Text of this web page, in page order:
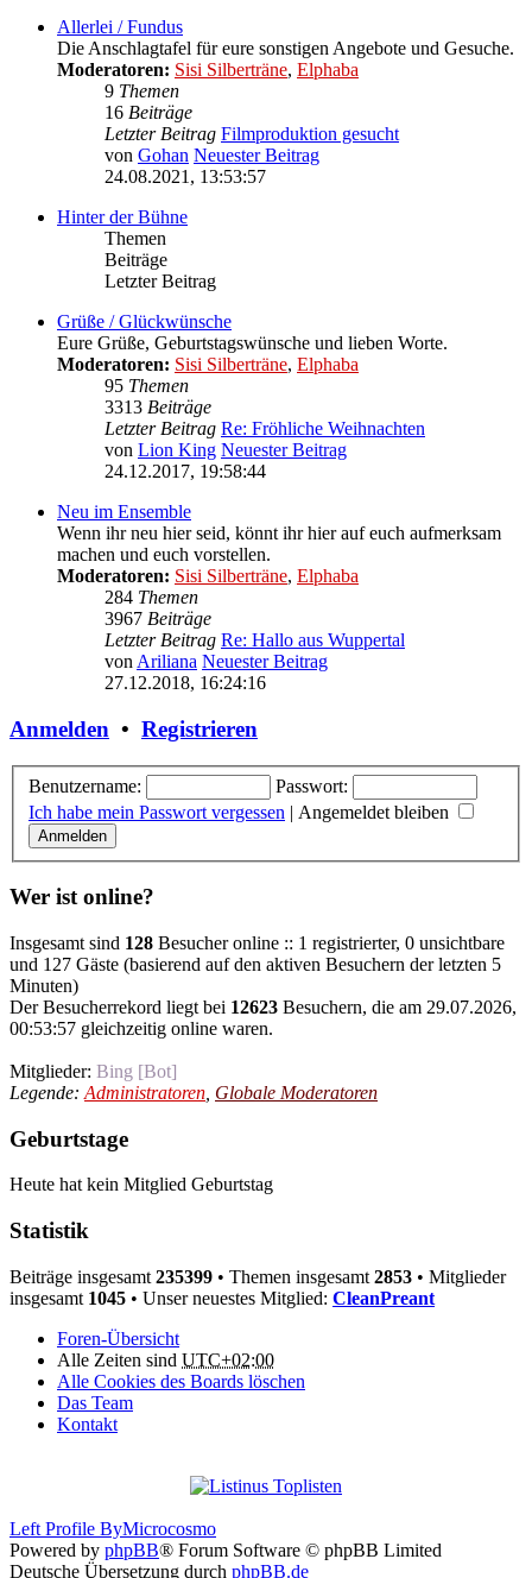
Allerlei / Fundus
Die Anschlagtafel für eure sonstigen Angebote und Gesuche.
Moderatoren: Sisi Silberträne, Elphaba
9 Themen
16 Beiträge
Letzter Beitrag Filmproduktion gesucht
von Gohan Neuester Beitrag
24.08.2021, 13:53:57
Hinter der Bühne
Themen
Beiträge
Letzter Beitrag
Grüße / Glückwünsche
Eure Grüße, Geburtstagswünsche und lieben Worte.
Moderatoren: Sisi Silberträne, Elphaba
95 Themen
3313 Beiträge
Letzter Beitrag Re: Fröhliche Weihnachten
von Lion King Neuester Beitrag
24.12.2017, 19:58:44
Neu im Ensemble
Wenn ihr neu hier seid, könnt ihr hier auf euch aufmerksam
machen und euch vorstellen.
Moderatoren: Sisi Silberträne, Elphaba
284 Themen
3967 Beiträge
Letzter Beitrag Re: Hallo aus Wuppertal
vonAriliana Neuester Beitrag
27.12.2018, 16:24:16
Anmelden • Registrieren
Benutzername:
Passwort:
Ich habe mein Passwort vergessen | Angemeldet bleiben
Wer ist online?
Insgesamt sind 128 Besucher online :: 1 registrierter, 0 unsichtbare
und 127 Gäste (basierend auf den aktiven Besuchern der letzten 5
Minuten)
Der Besucherrekord liegt bei 12623 Besuchern, die am 29.07.2026,
00:53:57 gleichzeitig online waren.
Mitglieder: Bing [Bot]
Legende: Administratoren Globale Moderatoren
Geburtstage
Heute hat kein Mitglied Geburtstag
Statistik
Beiträge insgesamt 235399 • Themen insgesamt 2853 • Mitglieder
insgesamt 1045 • Unser neuestes Mitglied: CleanPreant
Foren-Übersicht
Alle Zeiten sind UTC+02:00
Alle Cookies des Boards löschen
Das Team
Kontakt
Left Profile ByMicrocosmo
Powered by phpBB® Forum Software © phpBB Limited
Deutsche Übersetzung durch phpBB.de